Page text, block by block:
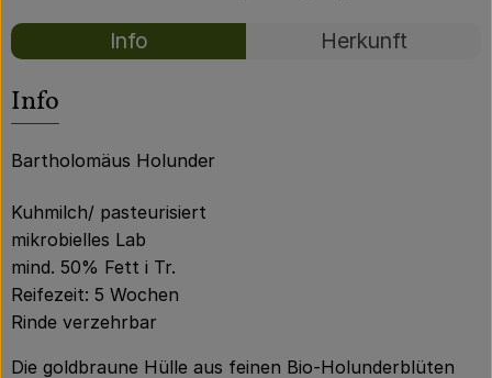
Community
Rezepte
Info Herkunft
Info
Bartholomäus Holunder
Kuhmilch/ pasteurisiert
mikrobielles Lab
mind. 50% Fett i Tr.
Reifezeit: 5 Wochen
Rinde verzehrbar
Die goldbraune Hülle aus feinen Bio-Holunderblüten